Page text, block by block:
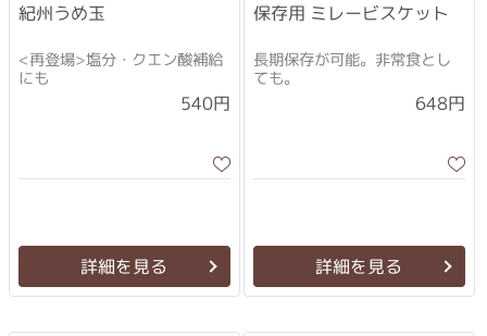
紀州うめ玉
<再登場>塩分・クエン酸補給
にも
540円
詳細を見る
保存用 ミレービスケット
長期保存が可能。非常食とし
ても。
648円
詳細を見る